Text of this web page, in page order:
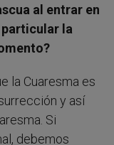
al entrar en
particular la
la Cuaresma es
y así
Si
debemos